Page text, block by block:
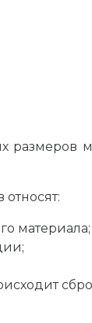
размеров
материала;